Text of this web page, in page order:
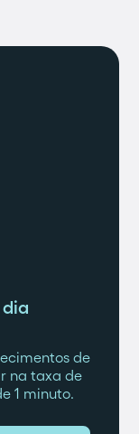
de
na taxa de
1 minuto.